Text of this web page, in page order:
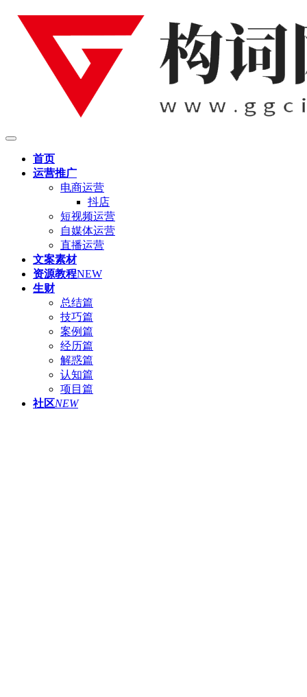
首页
运营推广
电商运营
抖店
短视频运营
自媒体运营
直播运营
文案素材
资源教程NEW
生财
总结篇
技巧篇
案例篇
经历篇
解惑篇
认知篇
项目篇
社区NEW